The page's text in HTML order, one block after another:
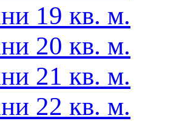
19 кв. м.
20 кв. м.
21 кв. м.
22 кв. м.